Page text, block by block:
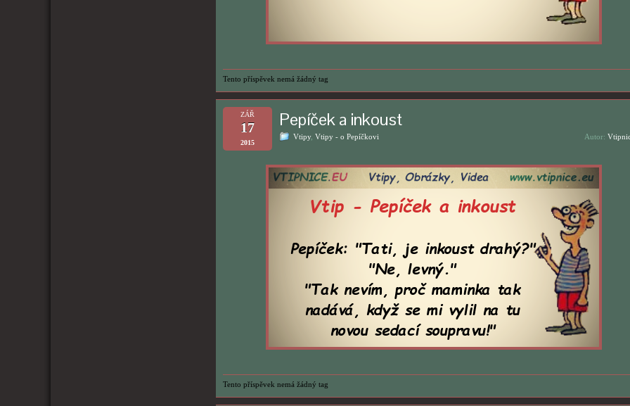
Tento příspěvek nemá žádný tag
ZÁŘ
17
2015
Pepíček a inkoust
Vtipy, Vtipy - o Pepíčkovi Autor:
Tento příspěvek nemá žádný tag